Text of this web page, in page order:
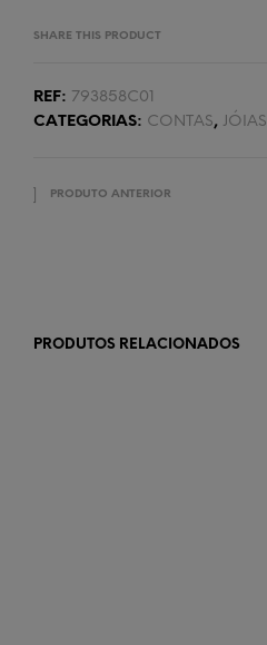
SHARE THIS PRODUCT
REF: 793858C01
CATEGORIAS: CONTAS, JÓIAS
PRODUTO ANTERIOR
PRODUTOS RELACIONADOS